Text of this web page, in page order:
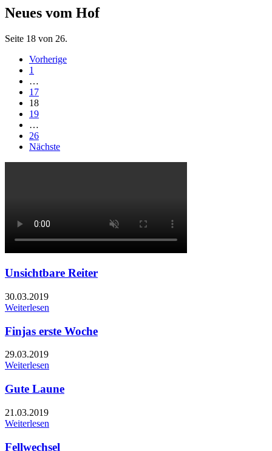
Neues vom Hof
Seite 18 von 26.
Vorherige
1
…
17
18
19
…
26
Nächste
Unsichtbare Reiter
30.03.2019
Weiterlesen
Finjas erste Woche
29.03.2019
Weiterlesen
Gute Laune
21.03.2019
Weiterlesen
Fellwechsel